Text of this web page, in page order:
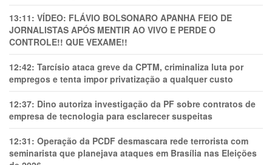
13:11: VÍDEO: FLÁVIO BOLSONARO APANHA FEIO DE
JORNALISTAS APÓS MENTIR AO VIVO E PERDE O
CONTROLE!! QUE VEXAME!!
12:42: Tarcísio ataca greve da CPTM, criminaliza luta por
empregos e tenta impor privatização a qualquer custo
12:37: Dino autoriza investigação da PF sobre contratos de
empresa de tecnologia para esclarecer suspeitas
12:31: Operação da PCDF desmascara rede terrorista com
seminarista que planejava ataques em Brasília nas Eleições